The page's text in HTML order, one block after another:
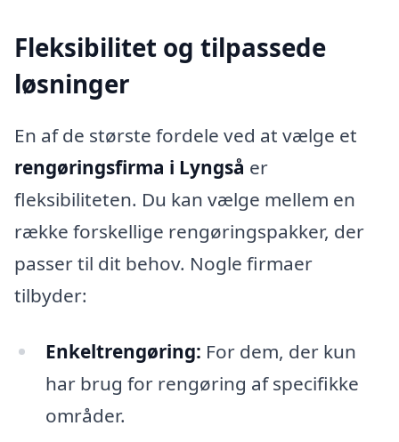
Fleksibilitet og tilpassede
løsninger
En af de største fordele ved at vælge et
rengøringsfirma i Lyngså er
fleksibiliteten. Du kan vælge mellem en
række forskellige rengøringspakker, der
passer til dit behov. Nogle firmaer
tilbyder:
Enkeltrengøring: For dem, der kun
har brug for rengøring af specifikke
områder.